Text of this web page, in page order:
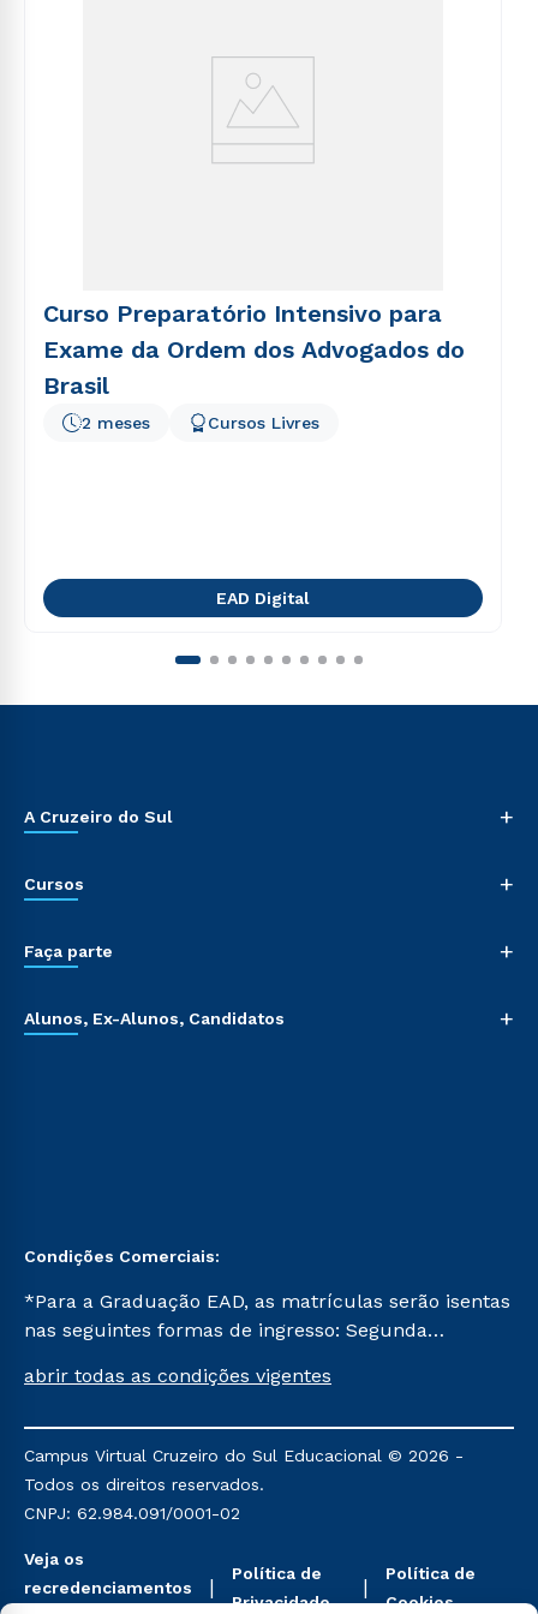
Curso Preparatório Intensivo para
Exame da Ordem dos Advogados do
Brasil
2 meses Cursos Livres
EAD Digital
A Cruzeiro do Sul +
Cursos +
Faça parte +
Alunos, Ex-Alunos, Candidatos +
Condições Comerciais:
*Para a Graduação EAD, as matrículas serão isentas
nas seguintes formas de ingresso: Segunda
Já para as demais, a taxa de matrícula será de R$
mencionadas são referentes aos cursos: Ensino
Religioso, Geografia para a Docência e Metodologia
do Ensino de História: Questões Atuais.
abrir todas as condições vigentes
Campus Virtual Cruzeiro do Sul Educacional © 2026 -
Todos os direitos reservados.
CNPJ: 62.984.091/0001-02
Veja os
recredenciamentos
Política de
Privacidade
Política de
Cookies